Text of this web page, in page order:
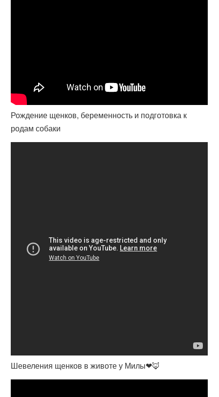
Рождение щенков, беременность и подготовка к
родам собаки
Шевеления щенков в животе у Милы❤🦊